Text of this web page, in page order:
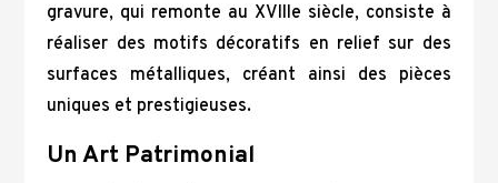
gravure, qui remonte au XVIIIe siècle, consiste à
réaliser des motifs décoratifs en relief sur des
surfaces métalliques, créant ainsi des pièces
uniques et prestigieuses.
Un Art Patrimonial